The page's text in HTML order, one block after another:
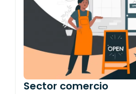
Sector comercio